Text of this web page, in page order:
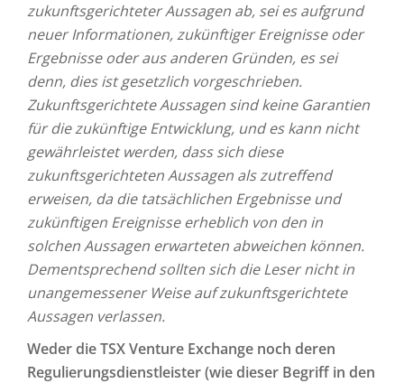
zukunftsgerichteter Aussagen ab, sei es aufgrund
neuer Informationen, zukünftiger Ereignisse oder
Ergebnisse oder aus anderen Gründen, es sei
denn, dies ist gesetzlich vorgeschrieben.
Zukunftsgerichtete Aussagen sind keine Garantien
für die zukünftige Entwicklung, und es kann nicht
gewährleistet werden, dass sich diese
zukunftsgerichteten Aussagen als zutreffend
erweisen, da die tatsächlichen Ergebnisse und
zukünftigen Ereignisse erheblich von den in
solchen Aussagen erwarteten abweichen können.
Dementsprechend sollten sich die Leser nicht in
unangemessener Weise auf zukunftsgerichtete
Aussagen verlassen.
Weder die TSX Venture Exchange noch deren
Regulierungsdienstleister (wie dieser Begriff in den